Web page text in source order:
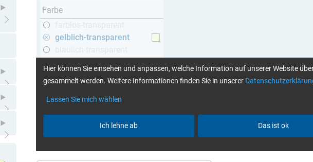
Untermenü öffnen
Untermenü öffnen
Untermenü öffnen
Untermenü öffnen
Farbe
gelblich-transparent
Klebstoffe finden Sie hier
Alle
Hier können Sie einsehen und anpassen, welche Information auf unserer Website
gesammelt werden. Weitere Informationen finden Sie in unserer
Lassen Sie mich wählen
Ich lehne ab Das ist ok